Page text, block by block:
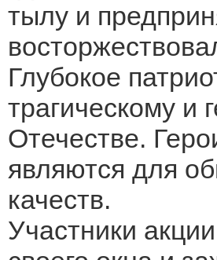
тылу и
Глубокое
трагическому
Отечестве.
являются для
качеств.
Участники